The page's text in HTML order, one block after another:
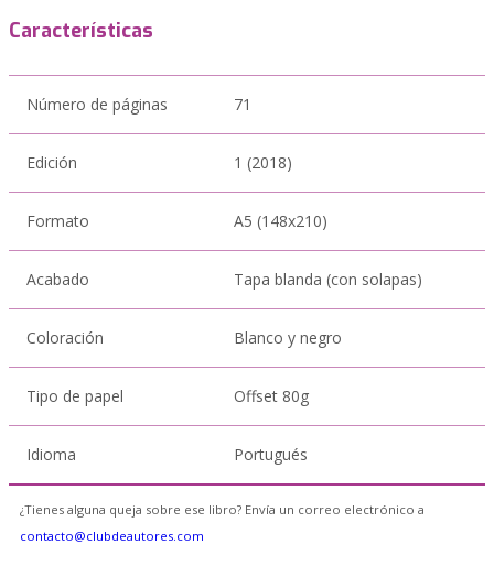
Características
Número de páginas 71
Edición 1 (2018)
Formato A5 (148x210)
Acabado Tapa blanda (con solapas)
Coloración Blanco y negro
Tipo de papel Offset 80g
Idioma Portugués
¿Tienes alguna queja sobre ese libro? Envía un correo electrónico a
contacto@clubdeautores.com